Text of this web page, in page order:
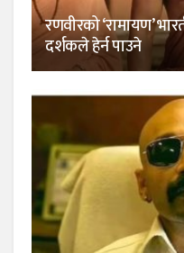
रणवीरको ‘रामायण’
दर्शकले हेर्न पाउने